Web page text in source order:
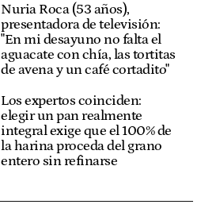
Nuria Roca (53 años),
presentadora de televisión:
"En mi desayuno no falta el
aguacate con chía, las tortitas
de avena y un café cortadito"
Los expertos coinciden:
elegir un pan realmente
integral exige que el 100% de
la harina proceda del grano
entero sin refinarse